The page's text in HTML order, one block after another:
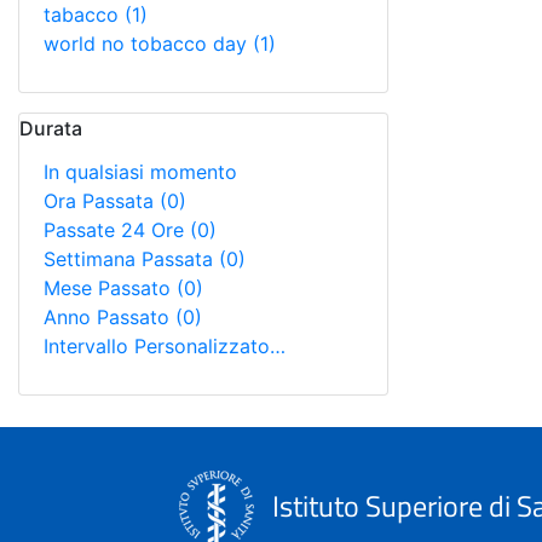
tabacco (1)
world no tobacco day (1)
Durata
In qualsiasi momento
Ora Passata (0)
Passate 24 Ore (0)
Settimana Passata (0)
Mese Passato (0)
Anno Passato (0)
Intervallo Personalizzato…
Istituto Superiore di